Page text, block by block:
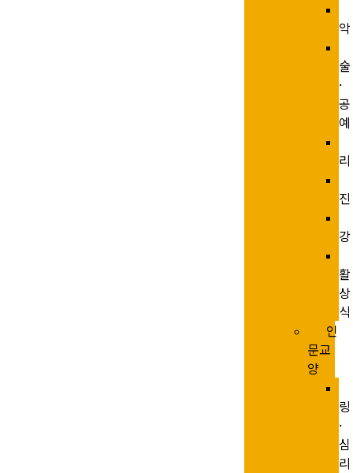
악
술
·
공
예
리
진
강
활
상
식
인
문교
양
링
·
심
리